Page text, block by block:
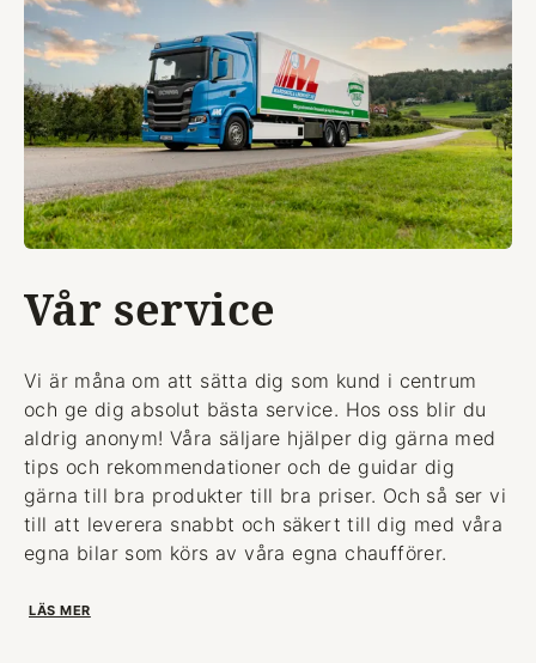
Vår service
Vi är måna om att sätta dig som kund i centrum
och ge dig absolut bästa service. Hos oss blir du
aldrig anonym! Våra säljare hjälper dig gärna med
tips och rekommendationer och de guidar dig
gärna till bra produkter till bra priser. Och så ser vi
till att leverera snabbt och säkert till dig med våra
egna bilar som körs av våra egna chaufförer.
LÄS MER